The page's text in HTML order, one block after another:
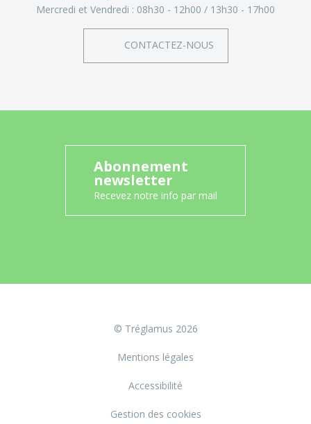
Mercredi et Vendredi : 08h30 - 12h00 13h30 - 17h00
CONTACTEZ-NOUS
Abonnement
newsletter
Recevez notre info par mail
© Tréglamus 2026
Mentions légales
Accessibilité
Gestion des cookies